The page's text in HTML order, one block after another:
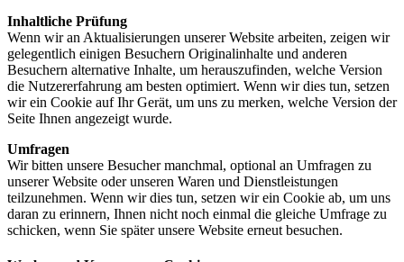
Inhaltliche Prüfung
Wenn wir an Aktualisierungen unserer Website arbeiten, zeigen wir
gelegentlich einigen Besuchern Originalinhalte und anderen
Besuchern alternative Inhalte, um herauszufinden, welche Version
die Nutzererfahrung am besten optimiert. Wenn wir dies tun, setzen
wir ein Cookie auf Ihr Gerät, um uns zu merken, welche Version der
Seite Ihnen angezeigt wurde.
Umfragen
Wir bitten unsere Besucher manchmal, optional an Umfragen zu
unserer Website oder unseren Waren und Dienstleistungen
teilzunehmen. Wenn wir dies tun, setzen wir ein Cookie ab, um uns
daran zu erinnern, Ihnen nicht noch einmal die gleiche Umfrage zu
schicken, wenn Sie später unsere Website erneut besuchen.